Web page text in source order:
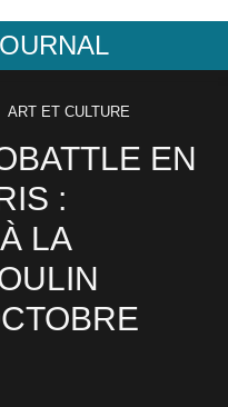
ART ET CULTURE
EN
:
LA